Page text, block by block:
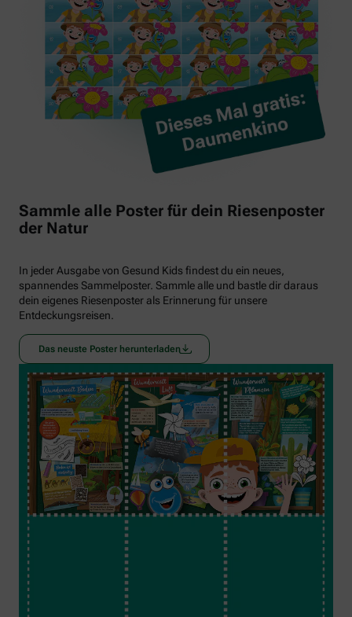
Sammle alle Poster für dein Riesenposter
der Natur
In jeder Ausgabe von Gesund Kids findest du ein neues,
spannendes Sammelposter. Sammle alle und bastle dir daraus
dein eigenes Riesenposter als Erinnerung für unsere
Entdeckungsreisen.
Das neuste Poster herunterladen